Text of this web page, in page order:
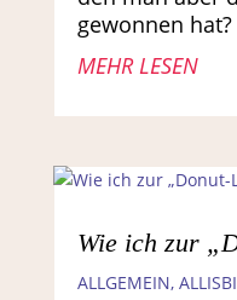
gewonnen
MEHR LESEN
Wie ich zur
ALLGEMEIN,